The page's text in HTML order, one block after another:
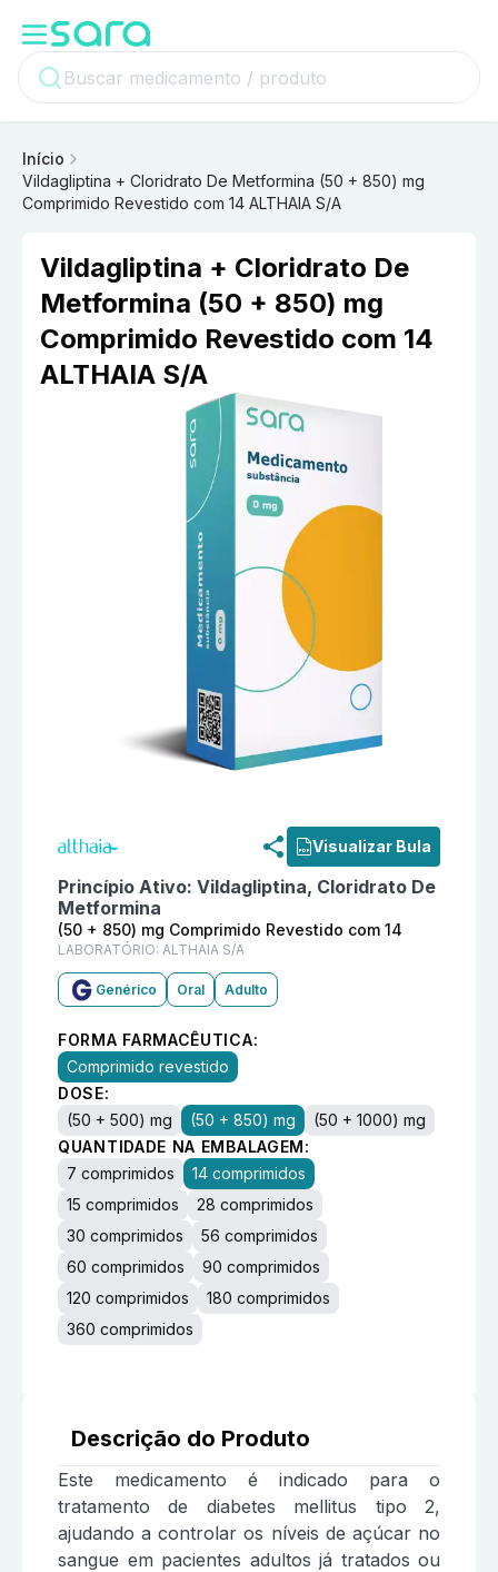
Início
Vildagliptina + Cloridrato De Metformina (50 + 850) mg
Comprimido Revestido com 14 ALTHAIA S/A
Vildagliptina + Cloridrato De
Metformina (50 + 850) mg
Comprimido Revestido com 14
ALTHAIA S/A
Visualizar Bula
Princípio Ativo: Vildagliptina, Cloridrato De
Metformina
(50 + 850) mg Comprimido Revestido com 14
LABORATÓRIO: ALTHAIA S/A
Genérico Oral Adulto
FORMA FARMACÊUTICA:
Comprimido revestido
DOSE:
(50 + 500) mg
(50 + 850) mg
(50 + 1000) mg
QUANTIDADE NA EMBALAGEM:
7 comprimidos
14 comprimidos
15 comprimidos
28 comprimidos
30 comprimidos
56 comprimidos
60 comprimidos
90 comprimidos
120 comprimidos
180 comprimidos
360 comprimidos
Descrição do Produto
Este medicamento é indicado para o
tratamento de diabetes mellitus tipo 2,
ajudando a controlar os níveis de açúcar no
sangue em pacientes adultos já tratados ou